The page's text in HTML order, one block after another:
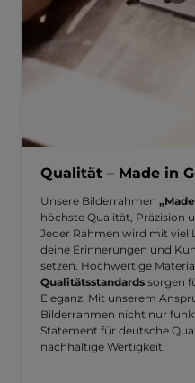
Qualität – Made in
Unsere Bilderrahmen
höchste Qualität, Präzision
Jeder Rahmen wird mit viel
deine Erinnerungen und
setzen. Hochwertige
Qualitätsstandards sorgen
Eleganz. Mit unserem
Bilderrahmen nicht nur
Statement für deutsche
nachhaltige Wertigkeit.